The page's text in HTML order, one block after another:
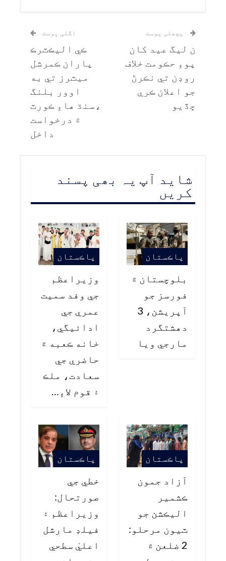
پچھلی پوسٹ
ن ليگ عيد کان
پوءِ حڪومت خلاف
روڊن تي نڪرڻ
جو اعلان ڪري
ڇڏيو
اگلی پوسٹ
ڪي اليڪٽرڪ
پاران ڪمرشل
ميٽرز تي به
اوور بلنگ
،سنڌ هاءِ ڪورٽ
۾ درخواست
داخل
شاید آپ یہ بھی پسند
کریں
پاڪستان
بلوچستان ۾
فورسز جو
آپريشن، 3
دهشتگرد
مارجي ويا
پاڪستان
وزيراعظم
جي وفد سميت
عمري جي
ادائيگي،
خانه ڪعبه ۾
حاضري جي
سعادت، ملڪ
۽ قوم لاءِ…
پاڪستان
آزاد جمون
ڪشمير
اليڪشن جو
ٽيون مرحلو:
2 ضلعن ۾
پاڪستان
خطي جي
صورتحال:
وزيراعظم ۽
فيلڊ مارشل
اعليٰ سطحي